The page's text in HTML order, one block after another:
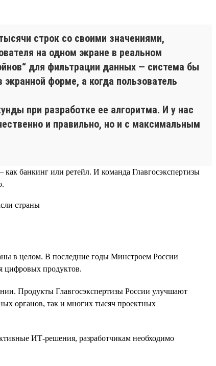
строк со своими значениями,
на одном экране в реальном
для фильтрации данных — система бы
форме, а когда пользователь
при разработке ее алгоритма. И у нас
и правильно, но и с максимальным
банкинг или ретейл. И команда Главгосэкспертизы
в целом. В последние годы Минстроем России
цифровых продуктов.
Продукты Главгосэкспертизы России улучшают
органов, так и многих тысяч проектных
ИТ-решения, разработчикам необходимо